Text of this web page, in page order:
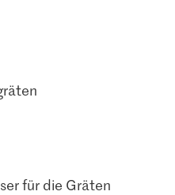
für die Gräten